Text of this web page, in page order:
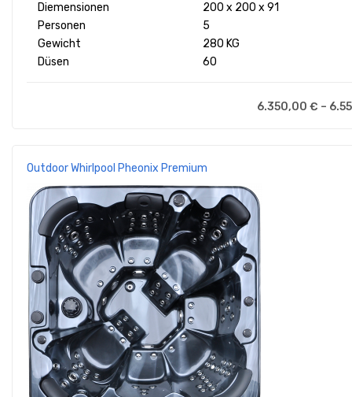
Diemensionen
200 x 200 x 91
Personen
5
Gewicht
280 KG
Düsen
60
6.350,00 € –
Outdoor Whirlpool Pheonix Premium